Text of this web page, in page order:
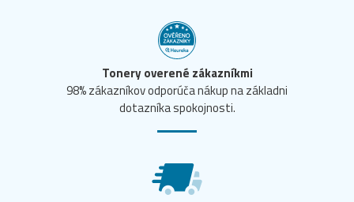
Tonery overené zákazníkmi
98% zákazníkov odporúča nákup na základni
dotazníka spokojnosti.